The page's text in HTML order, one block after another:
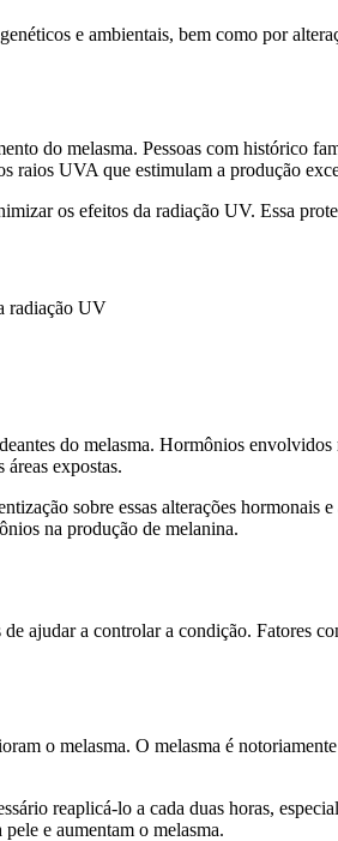
e ambientais, bem como por
do melasma. Pessoas com histórico
raios UVA que estimulam a produção
os efeitos da radiação UV. Essa
radiação UV
do melasma. Hormônios
expostas.
sobre essas alterações hormonais e
na produção de melanina.
ajudar a controlar a condição. Fatores
o melasma. O melasma é
reaplicá-lo a cada duas horas,
e aumentam o melasma.